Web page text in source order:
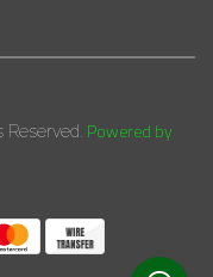
Reserved. Powered by